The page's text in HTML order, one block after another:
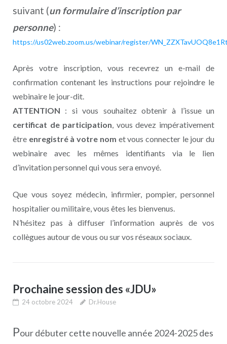
suivant (un formulaire d’inscription par
personne) :
https://us02web.zoom.us/webinar/register/
Après votre inscription, vous recevrez un e-mail de
confirmation contenant les instructions pour rejoindre le
webinaire le jour-dit.
ATTENTION : si vous souhaitez obtenir à l’issue un
certificat de participation , vous devez impérativement
être enregistré à votre nom et vous connecter le jour du
webinaire avec les mêmes identifiants via le lien
d’invitation personnel qui vous sera envoyé.
Que vous soyez médecin, infirmier, pompier, personnel
hospitalier ou militaire, vous êtes les bienvenus.
N’hésitez pas à diffuser l’information auprès de vos
collègues autour de vous ou sur vos réseaux sociaux.
Prochaine session des «JDU»
24 octobre 2024 Dr.House
Pour débuter cette nouvelle année 2024-2025 des